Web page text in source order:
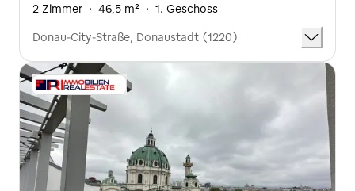
2 Zimmer · 46,5 m² · 1. Geschoss
Donau-City-Straße, Donaustadt (1220)